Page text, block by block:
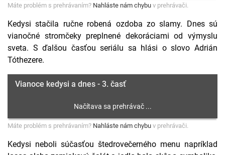
Máte problém s prehrávaním? Nahláste nám chybu v prehrávači.
Kedysi stačila ručne robená ozdoba zo slamy. Dnes sú
vianočné stromčeky preplnené dekoráciami od výmyslu
sveta. S ďalšou časťou seriálu sa hlási o slovo Adrián
Tóthezere.
Vianoce kedysi a dnes - 3. časť
Máte problém s prehrávaním? Nahláste nám chybu v prehrávači.
Kedysi neboli súčasťou štedrovečerného menu napríklad